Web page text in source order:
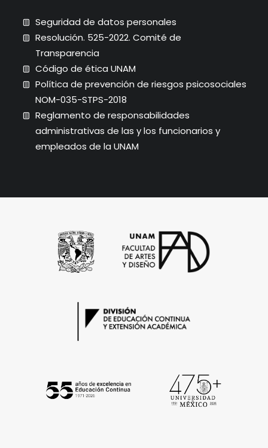
Seguridad de datos personales
Resolución. 525-2022. Comité de
Transparencia
Código de ética UNAM
Política de prevención de riesgos psicosociales
NOM-035-STPS-2018
Reglamento de responsabilidades
administrativas de las y los funcionarios y
empleados de la UNAM